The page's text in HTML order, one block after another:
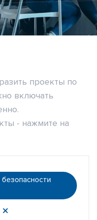
проекты по
включать
- нажмите на